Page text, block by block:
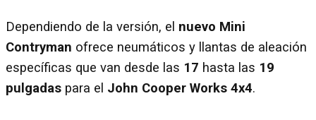
Dependiendo de la versión, el nuevo Mini
Contryman ofrece neumáticos y llantas de aleación
específicas que van desde las 17 hasta las 19
pulgadas para el John Cooper Works 4x4.